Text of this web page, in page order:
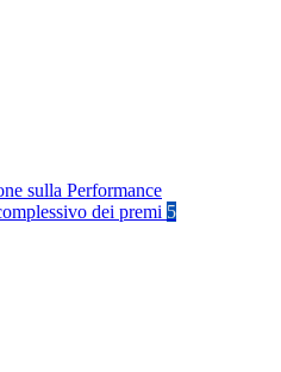
sulla Performance
dei premi 5